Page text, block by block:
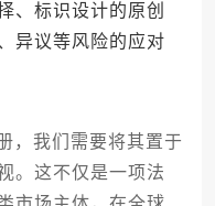
、标识设计的原创
异议等风险的应对
我们需要将其置于
。这不仅是一项法